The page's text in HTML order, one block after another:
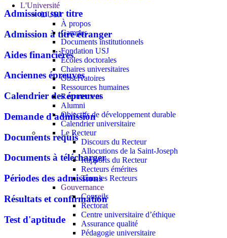
L'Université
L'USJ
À propos
Campus
Documents institutionnels
Fondation USJ
Écoles doctorales
Chaires universitaires
Observatoires
Ressources humaines
Recrutement
Alumni
Objectifs de développement durable
Calendrier universitaire
Le Recteur
Discours du Recteur
Allocutions de la Saint-Joseph
Rapports du Recteur
Recteurs émérites
Tous les Recteurs
Gouvernance
Conseils
Rectorat
Centre universitaire d’éthique
Assurance qualité
Pédagogie universitaire
Admission sur titre
Admission à titre étranger
Aides financières
Anciennes épreuves
Calendrier des épreuves
Demande d'admission
Documents requis
Documents à télécharger
Périodes des admissions
Résultats et confirmation
Test d'aptitude